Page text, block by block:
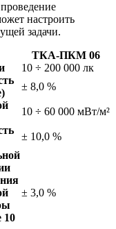
настроить
задачи.
ТКА-ПКМ 06
10 ÷ 200 000 лк
± 8,0 %
10 ÷ 60 000 мВт/м²
± 10,0 %
10
± 3,0 %